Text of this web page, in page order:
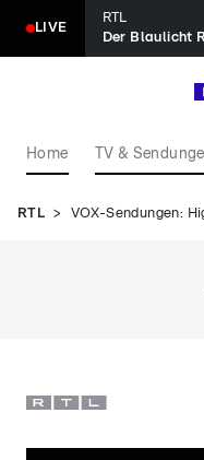
LIVE
RTL
Der Blaulicht
Home TV &
RTL VOX-Sendungen: